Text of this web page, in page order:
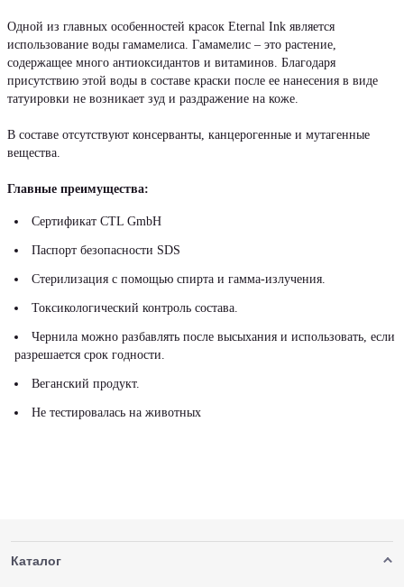
Одной из главных особенностей красок Eternal Ink является
использование воды гамамелиса. Гамамелис – это растение,
содержащее много антиоксидантов и витаминов. Благодаря
присутствию этой воды в составе краски после ее нанесения в виде
татуировки не возникает зуд и раздражение на коже.
В составе отсутствуют консерванты, канцерогенные и мутагенные
вещества.
Главные преимущества:
Сертификат CTL GmbH
Паспорт безопасности SDS
Стерилизация с помощью спирта и гамма-излучения.
Токсикологический контроль состава.
Чернила можно разбавлять после высыхания и использовать, если
разрешается срок годности.
Веганский продукт.
Не тестировалась на животных
Каталог